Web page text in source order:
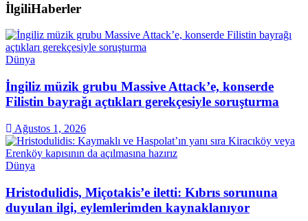
İlgiliHaberler
Dünya
İngiliz müzik grubu Massive Attack’e, konserde
Filistin bayrağı açtıkları gerekçesiyle soruşturma
Ağustos 1, 2026
Dünya
Hristodulidis, Miçotakis’e iletti: Kıbrıs sorununa
duyulan ilgi, eylemlerimden kaynaklanıyor